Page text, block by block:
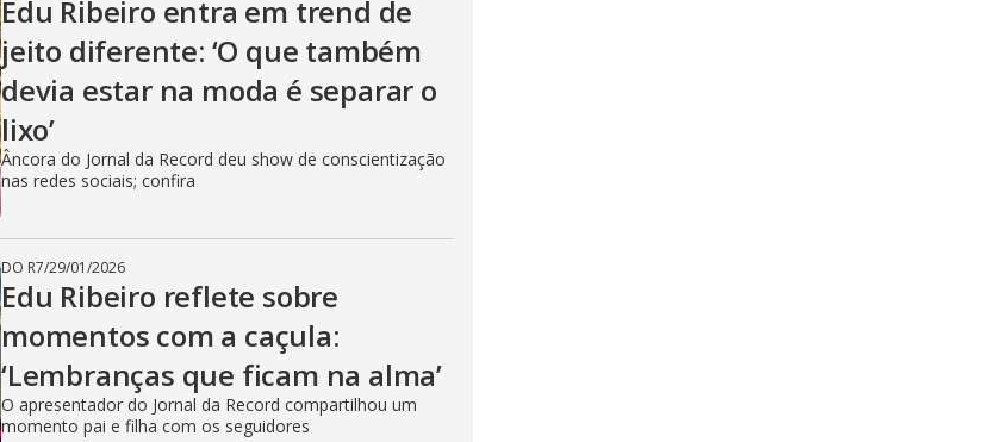
Edu Ribeiro entra em trend de
jeito diferente: ‘O que também
devia estar na moda é separar o
lixo’
Âncora do Jornal da Record deu show de conscientização
nas redes sociais; confira
DO R7/29/01/2026
Edu Ribeiro reflete sobre
momentos com a caçula:
‘Lembranças que ficam na alma’
O apresentador do Jornal da Record compartilhou um
momento pai e filha com os seguidores